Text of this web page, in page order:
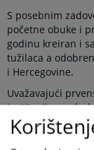
S posebnim
početne obuke i
godinu kreiran i
tužilaca a
i Hercegovine.
Uvažavajući
institucija za
obaveze prema
te preporuke